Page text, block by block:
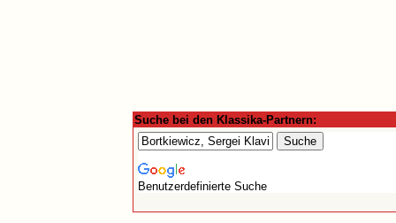
Suche bei den Klassika-Partnern:
Benutzerdefinierte Suche